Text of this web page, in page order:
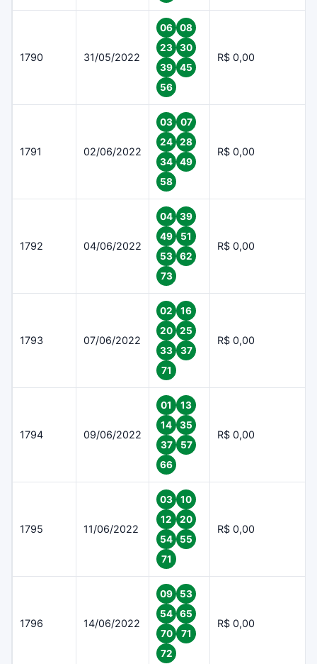
1790 31/05/2022
06
08
23
30
39
45
56
R$ 0,00
1791 02/06/2022
03
07
24
28
34
49
58
R$ 0,00
1792 04/06/2022
04
39
49
51
53
62
73
R$ 0,00
1793 07/06/2022
02
16
20
25
33
37
71
R$ 0,00
1794 09/06/2022
01
13
14
35
37
57
66
R$ 0,00
1795 11/06/2022
03
10
12
20
54
55
71
R$ 0,00
1796 14/06/2022
09
53
54
65
70
71
72
R$ 0,00